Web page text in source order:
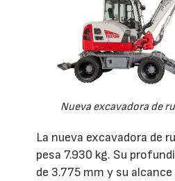
Nueva excavadora de
La nueva excavadora de
pesa 7.930 kg. Su
de 3.775 mm y su